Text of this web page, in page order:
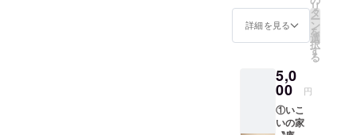
数が多い場合、
小さく調整させ
イズ 小（フォ
ントサイズ：9
※文字数が多い場
合、調整させて
いただきます）
おこ
なった
行事や
来場者
を、年
度末に
メール
で御報
告させ
詳細を見る
リ
タ
ー
ン
を
選
択
す
る
5,0
00 円
①いこ
いの家